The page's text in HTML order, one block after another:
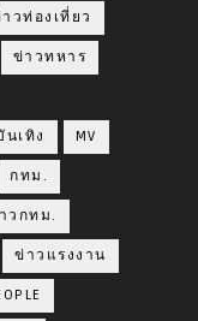
วท่องเที่ยว
ข่าวทหาร
เทิง MV
กทม.
วกทม.
ข่าวแรงงาน